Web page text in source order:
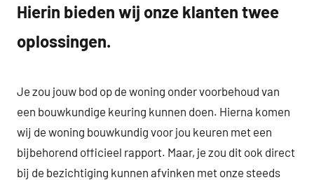
Hierin bieden wij onze klanten twee
oplossingen.
Je zou jouw bod op de woning onder voorbehoud van
een bouwkundige keuring kunnen doen. Hierna komen
wij de woning bouwkundig voor jou keuren met een
bijbehorend officieel rapport. Maar, je zou dit ook direct
bij de bezichtiging kunnen afvinken met onze steeds